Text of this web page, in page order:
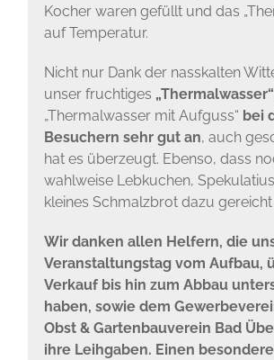
Kocher waren gefüllt und das
auf Temperatur.
Nicht nur Dank der nasskalten
unser fruchtiges „Thermalwasser“
„Thermalwasser mit Aufguss“ bei
Besuchern sehr gut an, auch
hat es überzeugt. Ebenso, dass
wahlweise Lebkuchen,
kleines Schmalzbrot dazu
Wir danken allen Helfern, die
Veranstaltungstag vom Aufbau,
Verkauf bis hin zum Abbau
haben, sowie dem
Obst & Gartenbauverein Bad
ihre Leihgaben. Einen